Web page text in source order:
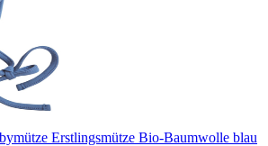
Erstlingsmütze Bio-Baumwolle blau